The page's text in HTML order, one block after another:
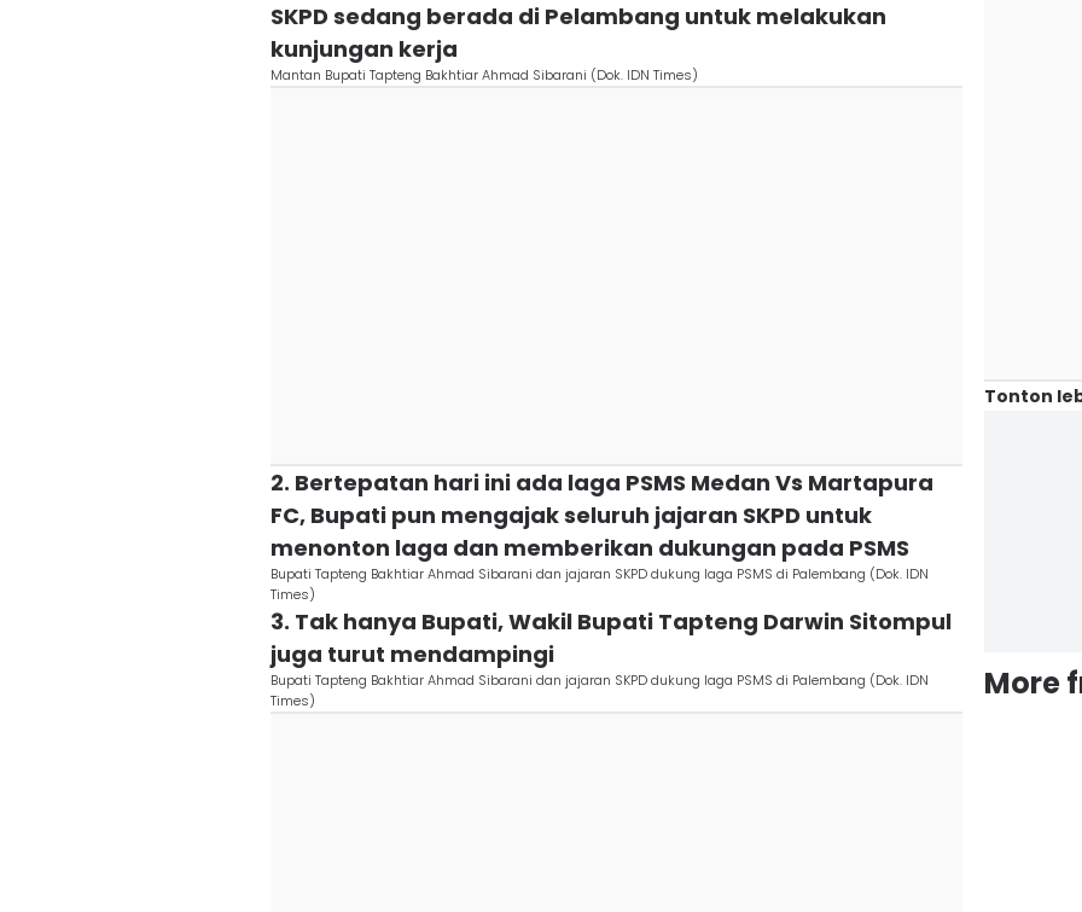
SKPD sedang berada di Pelambang untuk melakukan
kunjungan kerja
Mantan Bupati Tapteng Bakhtiar Ahmad Sibarani (Dok. IDN Times)
2. Bertepatan hari ini ada laga PSMS Medan Vs Martapura
FC, Bupati pun mengajak seluruh jajaran SKPD untuk
menonton laga dan memberikan dukungan pada PSMS
Bupati Tapteng Bakhtiar Ahmad Sibarani dan jajaran SKPD dukung laga PSMS di Palembang (Dok. IDN
Times)
3. Tak hanya Bupati, Wakil Bupati Tapteng Darwin Sitompul
juga turut mendampingi
Bupati Tapteng Bakhtiar Ahmad Sibarani dan jajaran SKPD dukung laga PSMS di Palembang (Dok. IDN
Times)
Tonton
More